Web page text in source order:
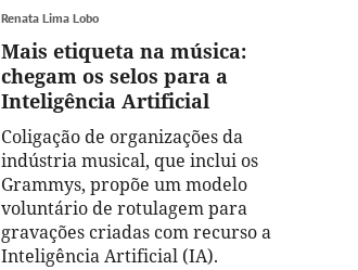
Renata Lima Lobo
Mais etiqueta na música:
chegam os selos para a
Inteligência Artificial
Coligação de organizações da
indústria musical, que inclui os
Grammys, propõe um modelo
voluntário de rotulagem para
gravações criadas com recurso a
Inteligência Artificial (IA).